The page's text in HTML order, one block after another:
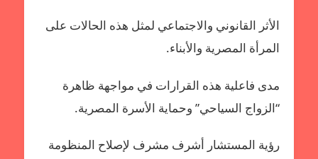
الأثر القانوني والاجتماعي لمثل هذه الحالات على
المرأة المصرية والأبناء.
مدى فاعلية هذه القرارات في مواجهة ظاهرة
“الزواج السياحي” وحماية الأسرة المصرية.
رؤية المستشار أشرف مشرف لإصلاح المنظومة